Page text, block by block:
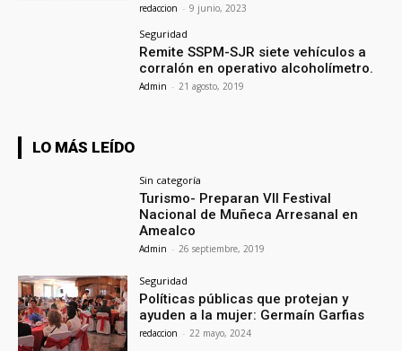
redaccion - 9 junio, 2023
Seguridad
Remite SSPM-SJR siete vehículos a
corralón en operativo alcoholímetro.
Admin - 21 agosto, 2019
LO MÁS LEÍDO
Sin categoría
Turismo- Preparan VII Festival
Nacional de Muñeca Arresanal en
Amealco
Admin - 26 septiembre, 2019
Seguridad
Políticas públicas que protejan y
ayuden a la mujer: Germaín Garfias
redaccion - 22 mayo, 2024